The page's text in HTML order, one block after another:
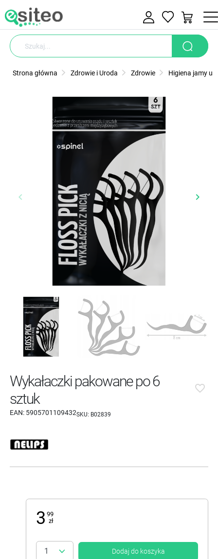
Strona główna Zdrowie i Uroda Zdrowie Higiena jamy
Poprzedni
keyboard_arrow_left keyboard_arrow_right
Wykałaczki pakowane po 6
sztuk
EAN: 5905701109432SKU: B02839
favorite_border
3 99
zł
Dodaj do koszyka